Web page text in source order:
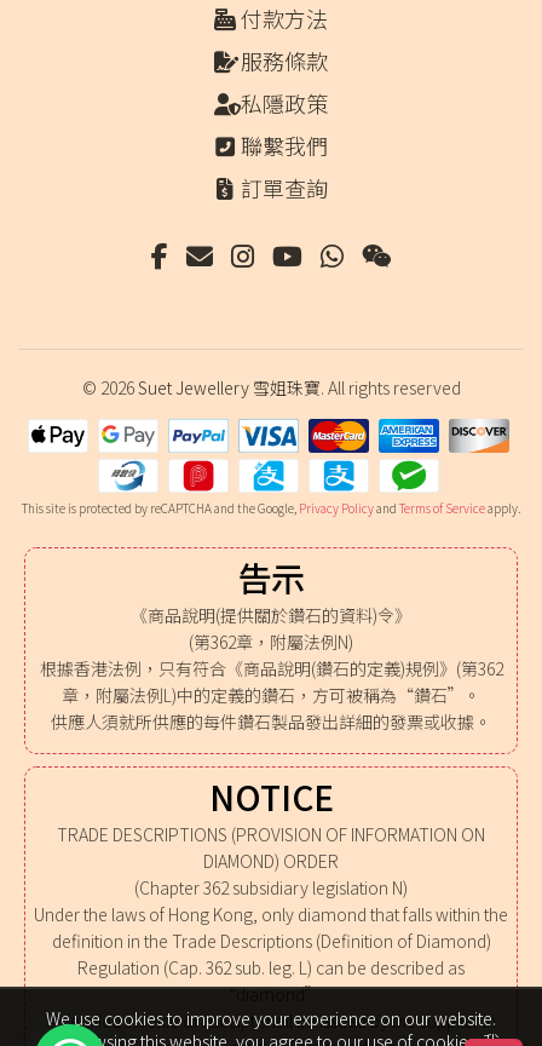
付款方法
服務條款
私隱政策
聯繫我們
訂單查詢
© 2026Suet Jewellery 雪姐珠寶. All rights reserved
This site is protected by reCAPTCHA and the Google, Privacy Policyand Terms of Serviceapply.
告示
《商品說明(提供關於鑽石的資料)令》
(第362章，附屬法例N)
根據香港法例，只有符合《商品說明(鑽石的定義)規例》(第362
章，附屬法例L)中的定義的鑽石，方可被稱為“鑽石”。
供應人須就所供應的每件鑽石製品發出詳細的發票或收據。
NOTICE
TRADE DESCRIPTIONS (PROVISION OF INFORMATION ON
DIAMOND) ORDER
(Chapter 362 subsidiary legislation N)
Under the laws of Hong Kong, only diamond that falls within the
definition in the Trade Descriptions (Definition of Diamond)
Regulation (Cap. 362 sub. leg. L) can be described as
“diamond”.
A detailed invoice or receipt shall be issued by the supplier in
We use cookies to improve your experience on our website.
By browsing this website, you agree to our use of cookies. 我